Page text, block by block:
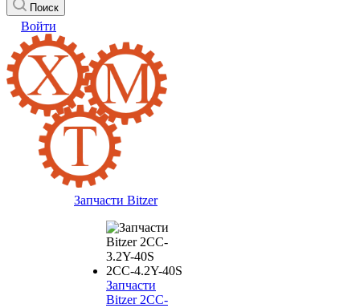
Поиск
Войти
Запчасти Bitzer
Запчасти
Bitzer 2CC-